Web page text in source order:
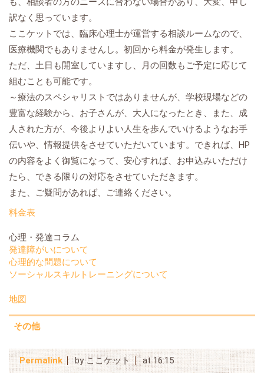
訳なく思っています。
ここケットでは、臨床心理士が運営する相談ルームなので、
医療機関でもありませんし。初回から料金が発生します。
ただ、土日も開室していますし、月の回数もご予定に応じて
組むことも可能です。
～療法のスペシャリストではありませんが、学校現場などの
豊富な経験から、お子さんが、大人になったとき、また、成
人された方が、今後よりよい人生を歩んでいけるようなお手
伝いや、情報提供をさせていただいています。できれば、HP
の内容をよく御覧になって、安心すれば、お申込みいただけ
たら、できる限りの対応をさせていただきます。
また、ご疑問があれば、ご連絡ください。
料金表
心理・発達コラム
発達障がいについて
心理的な問題について
ソーシャルスキルトレーニングについて
地図
その他
Permalink by ここケット at 16:15